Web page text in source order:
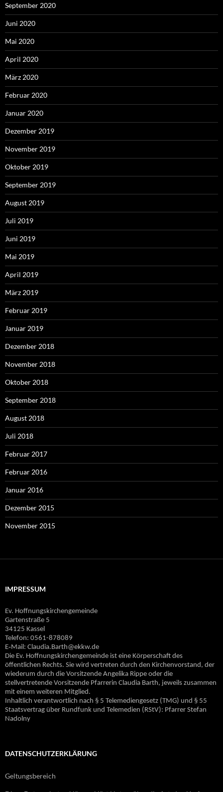
September 2020
Juni 2020
Mai 2020
April 2020
März 2020
Februar 2020
Januar 2020
Dezember 2019
November 2019
Oktober 2019
September 2019
August 2019
Juli 2019
Juni 2019
Mai 2019
April 2019
März 2019
Februar 2019
Januar 2019
Dezember 2018
November 2018
Oktober 2018
September 2018
August 2018
Juli 2018
Februar 2017
Februar 2016
Januar 2016
Dezember 2015
November 2015
IMPRESSUM
Ev. Hoffnungskirchengemeinde
Gartenstraße 5
34125 Kassel
Telefon: 0561-878089
E‐Mail: Claudia.Barth@ekkw.de
Die Ev. Hoffnungskirchengemeinde ist eine Körperschaft des
öffentlichen Rechts. Sie wird vertreten durch den Kirchenvorstand, der
wiederum durch die Vorsitzende Angelika Rippe oder die
stellvertretende Vorsitzende Pfarrerin Claudia Barth, jeweils zusammen
mit einem weiteren Mitglied.
Inhaltlich verantwortlich nach § 5 Telemediengesetz (TMG) und § 55
Staatsvertrag über Rundfunk und Telemedien (RStV): Pfarrer Stefan
Nadolny
DATENSCHUTZERKLÄRUNG
Geltungsbereich